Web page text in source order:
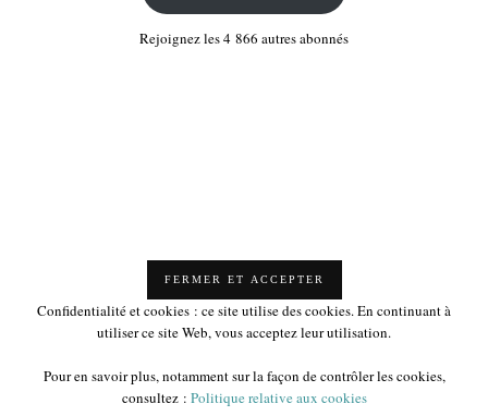
Rejoignez les 4 866 autres abonnés
Confidentialité et cookies : ce site utilise des cookies. En continuant à
utiliser ce site Web, vous acceptez leur utilisation.
Pour en savoir plus, notamment sur la façon de contrôler les cookies,
consultez : Politique relative aux cookies